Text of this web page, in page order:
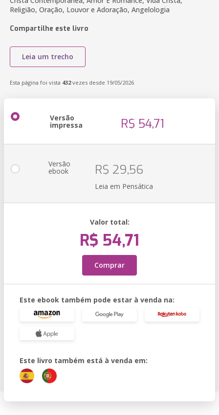
Religião, Oração, Louvor e Adoração, Angelologia
Compartilhe este livro
Leia um trecho
Esta página foi vista 432vezes desde 19/05/2026
Versão
impressa R$ 54,71
Versão
ebook R$ 29,56
Leia em Pensática
Valor total:
R$ 54,71
Comprar
Este ebook também pode estar à venda na:
Este livro também está à venda em: